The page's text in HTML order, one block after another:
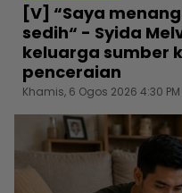
[V] “Saya
sedih“ - Syida
keluarga sumber
penceraian
Khamis, 6 Ogos 2026 4:30 PM